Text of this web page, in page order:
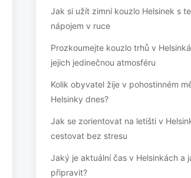
Jak si užít zimní kouzlo Helsinek s
nápojem v ruce
Prozkoumejte kouzlo trhů v
jejich jedinečnou atmosféru
Kolik obyvatel žije v pohostinném
Helsinky dnes?
Jak se zorientovat na letišti v
cestovat bez stresu
Jaký je aktuální čas v Helsinkách a
připravit?